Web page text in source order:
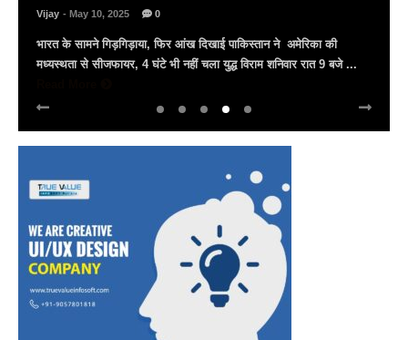
Vijay - March 30, 2025
अल्बर्ट हॉल पर राज्यस्तरीय सांस्कृतिक संध्या का भव्य आयोजन, उमड़ा जन
सैलाब राज्यपाल हरिभाऊ किसनराव बागडे़, मुख्यमंत्री भजनलाल शर्मा और उप